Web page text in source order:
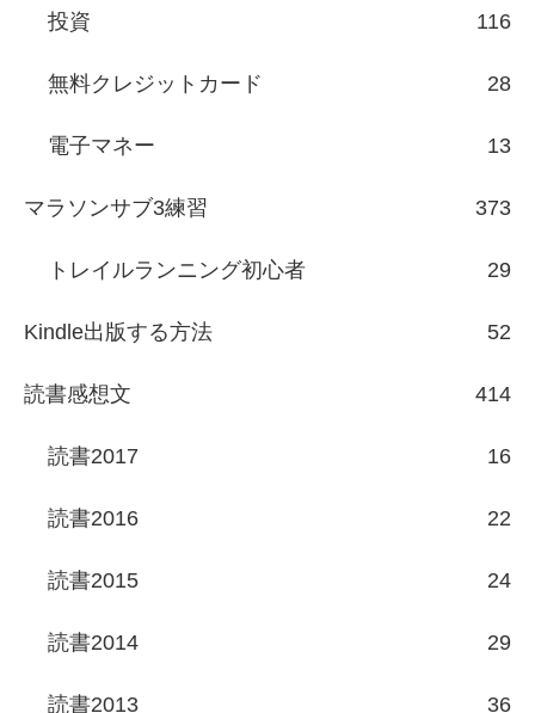
投資 116
無料クレジットカード 28
電子マネー 13
マラソンサブ3練習 373
トレイルランニング初心者 29
Kindle出版する方法 52
読書感想文 414
読書2017 16
読書2016 22
読書2015 24
読書2014 29
読書2013 36